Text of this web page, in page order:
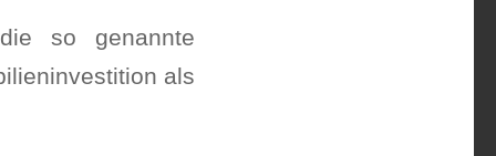
so genannte
als